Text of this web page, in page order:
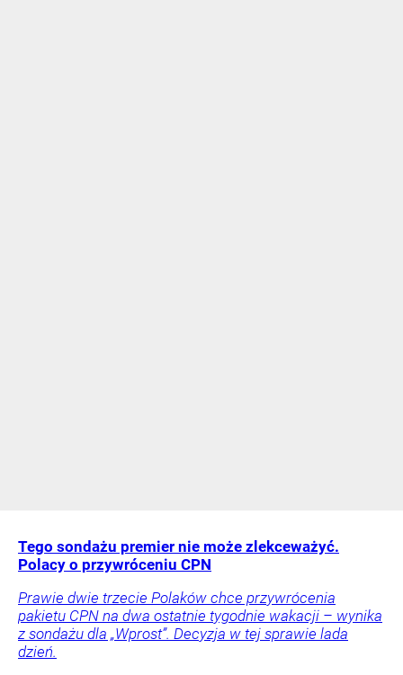
Tego sondażu premier nie może zlekceważyć.
Polacy o przywróceniu CPN
Prawie dwie trzecie Polaków chce przywrócenia
pakietu CPN na dwa ostatnie tygodnie wakacji – wynika
z sondażu dla „Wprost”. Decyzja w tej sprawie lada
dzień.